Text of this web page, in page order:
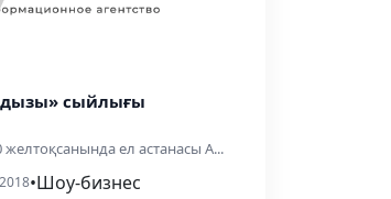
сыйлығы
ел астанасы А...
•Шоу-бизнес